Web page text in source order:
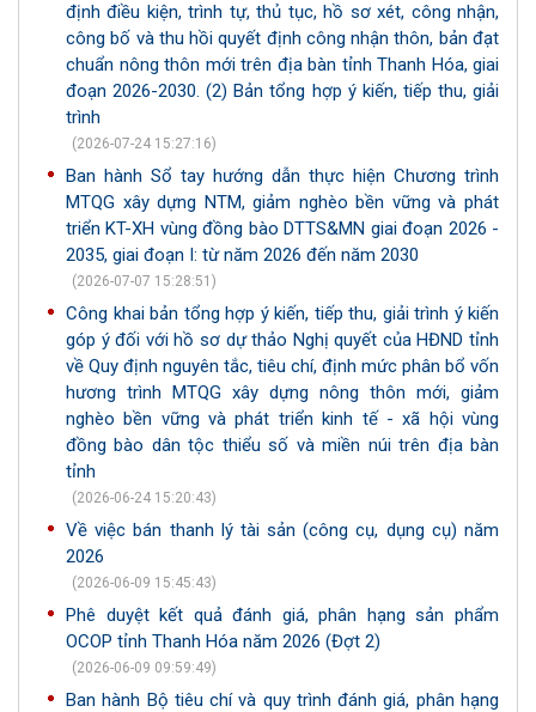
định điều kiện, trình tự, thủ tục, hồ sơ xét, công nhận,
công bố và thu hồi quyết định công nhận thôn, bản đạt
chuẩn nông thôn mới trên địa bàn tỉnh Thanh Hóa, giai
đoạn 2026-2030. (2) Bản tổng hợp ý kiến, tiếp thu, giải
trình
(2026-07-24 15:27:16)
Ban hành Sổ tay hướng dẫn thực hiện Chương trình
MTQG xây dựng NTM, giảm nghèo bền vững và phát
triển KT-XH vùng đồng bào DTTS&MN giai đoạn 2026 -
2035, giai đoạn I: từ năm 2026 đến năm 2030
(2026-07-07 15:28:51)
Công khai bản tổng hợp ý kiến, tiếp thu, giải trình ý kiến
góp ý đối với hồ sơ dự thảo Nghị quyết của HĐND tỉnh
về Quy định nguyên tắc, tiêu chí, định mức phân bổ vốn
hương trình MTQG xây dựng nông thôn mới, giảm
nghèo bền vững và phát triển kinh tế - xã hội vùng
đồng bào dân tộc thiểu số và miền núi trên địa bàn
tỉnh
(2026-06-24 15:20:43)
Về việc bán thanh lý tài sản (công cụ, dụng cụ) năm
2026
(2026-06-09 15:45:43)
Phê duyệt kết quả đánh giá, phân hạng sản phẩm
OCOP tỉnh Thanh Hóa năm 2026 (Đợt 2)
(2026-06-09 09:59:49)
Ban hành Bộ tiêu chí và quy trình đánh giá, phân hạng